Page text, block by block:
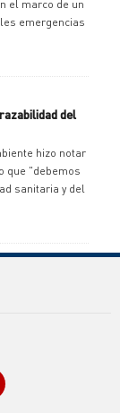
el marco de un
emergencias
del
hizo notar
que "debemos
sanitaria y del